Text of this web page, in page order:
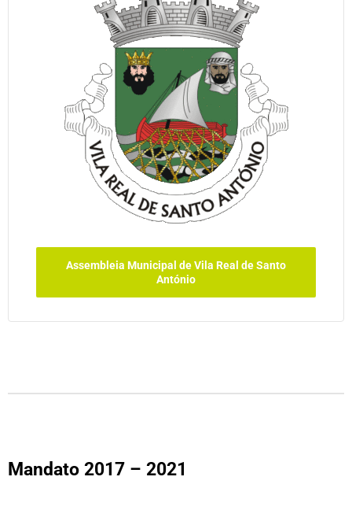
Assembleia Municipal de Vila Real de Santo
António
Mandato 2017 – 2021